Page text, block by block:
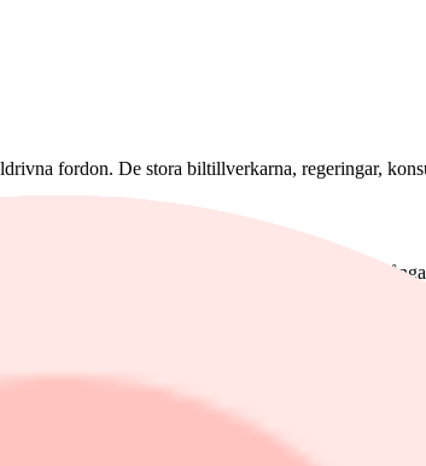
fordon. De stora biltillverkarna, regeringar,
ännu fler bilköpare i den riktningen.
på utrustning för elbilsladdning i många,
i Sverige, Zaptec i Norge samt Kempower i Finland.
gånger högre än deras försäljning under det